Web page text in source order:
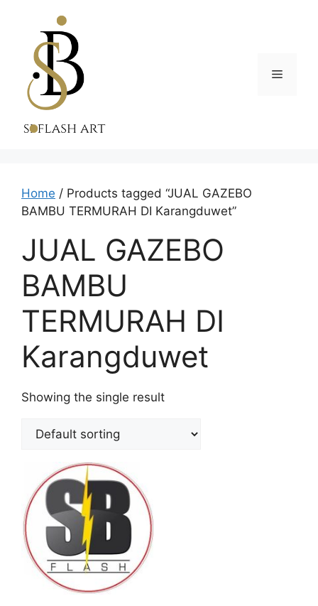
content
Menu
Home / Products tagged “JUAL GAZEBO
BAMBU TERMURAH DI Karangduwet”
JUAL GAZEBO
BAMBU
TERMURAH DI
Karangduwet
Showing the single result